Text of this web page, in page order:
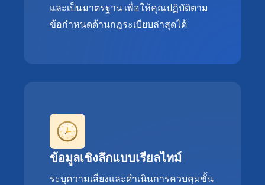
และเป็นมาตรฐาน เพื่อให้คุณปฏิบัติตาม
ข้อกำหนดด้านกฎระเบียบล่าสุดได้
ข้อมูลเชิงลึกแบบเรียลไทม์
ระบุความเสี่ยงและดำเนินการควบคุมขั้น